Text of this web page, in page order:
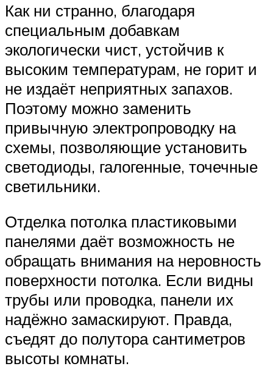
Как ни странно, благодаря
специальным добавкам
экологически чист, устойчив к
высоким температурам, не горит и
не издаёт неприятных запахов.
Поэтому можно заменить
привычную электропроводку на
схемы, позволяющие установить
светодиоды, галогенные, точечные
светильники.
Отделка потолка пластиковыми
панелями даёт возможность не
обращать внимания на неровность
поверхности потолка. Если видны
трубы или проводка, панели их
надёжно замаскируют. Правда,
съедят до полутора сантиметров
высоты комнаты.